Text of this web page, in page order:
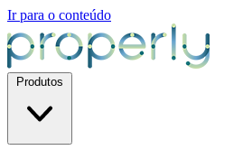
Ir para o conteúdo